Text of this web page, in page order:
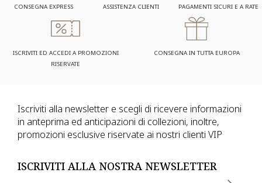
CONSEGNA EXPRESS ASSISTENZA CLIENTI PAGAMENTI SICURI E A RATE
ISCRIVITI ED ACCEDI A PROMOZIONI
RISERVATE
CONSEGNA IN TUTTA EUROPA
Iscriviti alla newsletter e scegli di ricevere informazioni
in anteprima ed anticipazioni di collezioni, inoltre,
promozioni esclusive riservate ai nostri clienti VIP
ISCRIVITI ALLA NOSTRA NEWSLETTER